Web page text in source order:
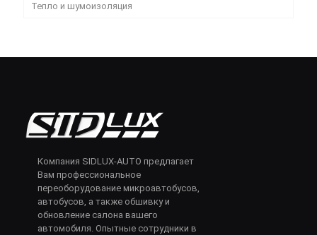
Тепло и шумоизоляция
Компания SIDLUX-AUTO предлагает
Вам профессиональное
переоборудование микроавтобусов,
автобусов, а также обшивку и
обновление салона вашего
автомобиля. Опытные сотрудники в